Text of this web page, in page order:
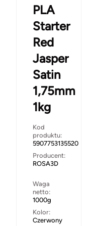
PLA
Starter
Red
Jasper
Satin
1,75mm
1kg
Kod
produktu:
5907753135520
Producent:
ROSA3D
Waga
netto:
1000g
Kolor:
Czerwony